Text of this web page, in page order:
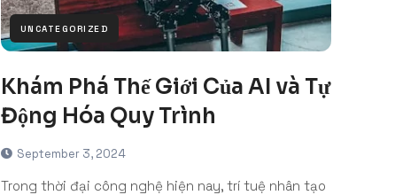
UNCATEGORIZED
Khám Phá Thế Giới Của AI và Tự
Động Hóa Quy Trình
September 3, 2024
Trong thời đại công nghệ hiện nay, trí tuệ nhân tạo